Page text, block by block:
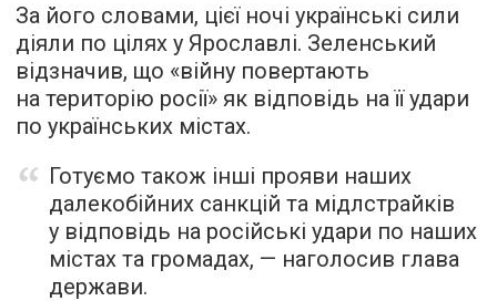
За його словами, цієї ночі українські сили
діяли по цілях у Ярославлі. Зеленський
відзначив, що «війну повертають
на територію росії» як відповідь на її удари
по українських містах.
Готуємо також інші прояви наших
далекобійних санкцій та мідлстрайків
у відповідь на російські удари по наших
містах та громадах, — наголосив глава
держави.